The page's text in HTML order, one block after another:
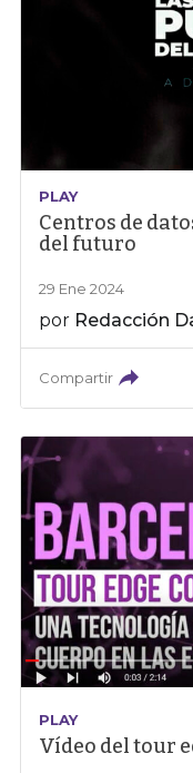
PLAY
Centros de
del futuro
29 Ene 2024
por Redacción
Compartir
PLAY
Vídeo del tour